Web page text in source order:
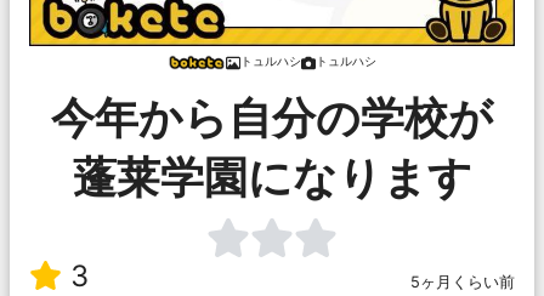
トュルハシ トュルハシ
今年から自分の学校が
蓬莱学園になります
3 5ヶ月くらい前